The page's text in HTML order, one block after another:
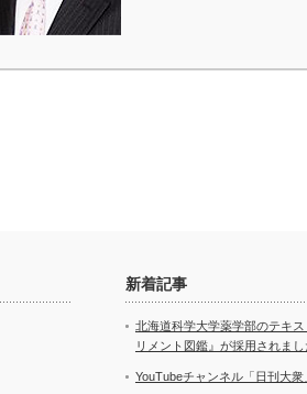
新着記事
北海道科学大学薬学部のテキ
リメント図鑑』が採用されまし
YouTubeチャンネル「日刊大